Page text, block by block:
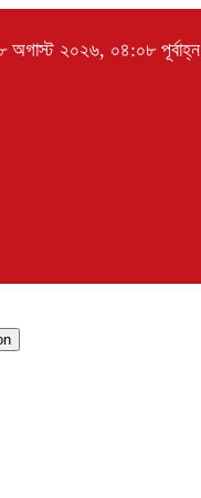
অগাস্ট ২০২৬, ০৪:০৮ পূর্বাহ্ন